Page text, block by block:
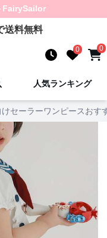
FairySailor
送料無料
0 0
人気ランキング
けセーラーワンピースおす